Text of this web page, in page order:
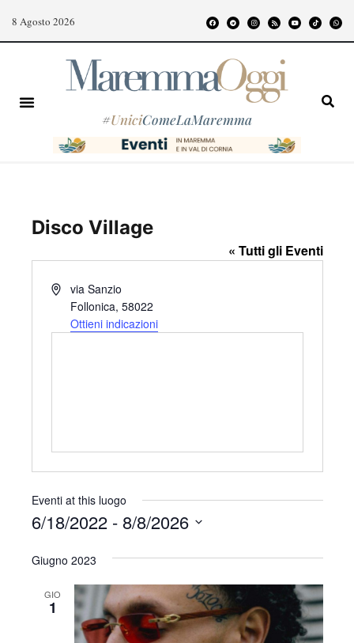
8 Agosto 2026
#UniciComeLaMaremma
Disco Village
« Tutti gli Eventi
I
via Sanzio
Follonica, 58022
Ottieni indicazioni
Eventi at this luogo
6/18/2022 - 8/8/2026
e
Giugno 2023
GIO
1